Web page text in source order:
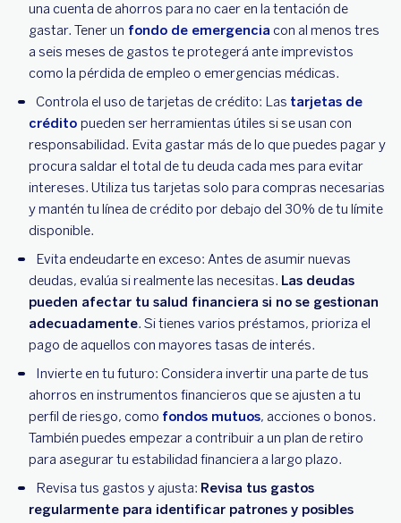
una cuenta de ahorros para no caer en la tentación de
gastar. Tener un fondo de emergencia con al menos tres
a seis meses de gastos te protegerá ante imprevistos
como la pérdida de empleo o emergencias médicas.
Controla el uso de tarjetas de crédito: Las tarjetas de
crédito pueden ser herramientas útiles si se usan con
responsabilidad. Evita gastar más de lo que puedes pagar y
procura saldar el total de tu deuda cada mes para evitar
intereses. Utiliza tus tarjetas solo para compras necesarias
y mantén tu línea de crédito por debajo del 30% de tu límite
disponible.
Evita endeudarte en exceso: Antes de asumir nuevas
deudas, evalúa si realmente las necesitas. Las deudas
pueden afectar tu salud financiera si no se gestionan
adecuadamente. Si tienes varios préstamos, prioriza el
pago de aquellos con mayores tasas de interés.
Invierte en tu futuro: Considera invertir una parte de tus
ahorros en instrumentos financieros que se ajusten a tu
perfil de riesgo, como fondos mutuos, acciones o bonos.
También puedes empezar a contribuir a un plan de retiro
para asegurar tu estabilidad financiera a largo plazo.
Revisa tus gastos y ajusta: Revisa tus gastos
regularmente para identificar patrones y posibles